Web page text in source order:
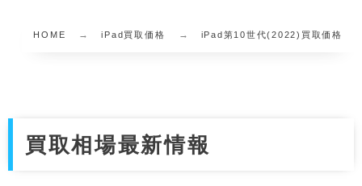
HOME iPad買取価格 iPad第10世代(2022)買取価格
買取相場最新情報